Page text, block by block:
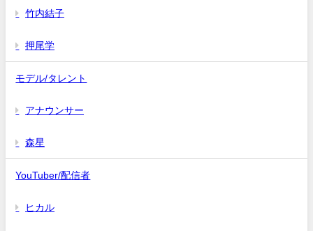
竹内結子
押尾学
モデル/タレント
アナウンサー
森星
YouTuber/配信者
ヒカル